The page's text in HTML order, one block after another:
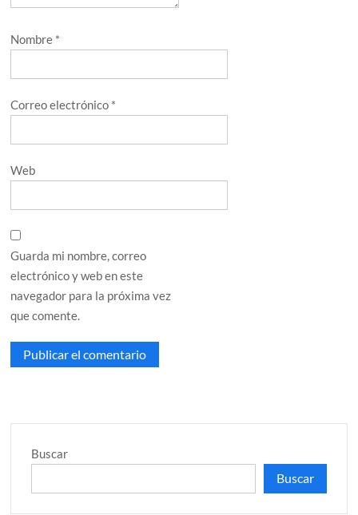
Nombre *
Correo electrónico *
Web
Guarda mi nombre, correo
electrónico y web en este
navegador para la próxima vez
que comente.
Buscar
Buscar